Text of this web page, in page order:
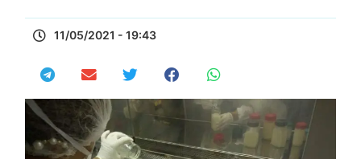
11/05/2021 - 19:43